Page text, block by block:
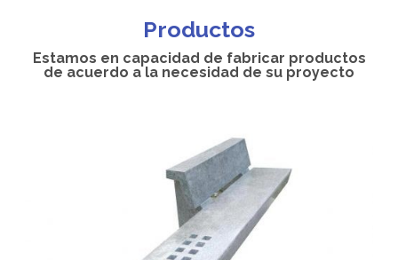
Productos
Estamos en capacidad de fabricar productos
de acuerdo a la necesidad de su proyecto